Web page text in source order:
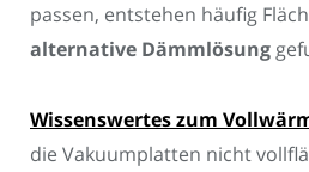
passen, entstehen häufig
alternative Dämmlösung
Wissenswertes zum
die Vakuumplatten nicht